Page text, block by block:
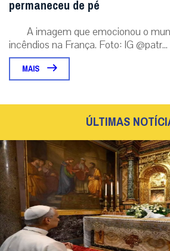
permaneceu de pé
A imagem que emocionou o
incêndios na França. Foto: IG @patr...
MAIS
ÚLTIMAS